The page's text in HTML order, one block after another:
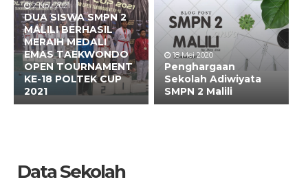
2 Nov 2021
DUA SISWA SMPN 2
MALILI BERHASIL
MERAIH MEDALI
EMAS TAEKWONDO
OPEN TOURNAMENT
KE-18 POLTEK CUP
2021
18 Mei 2020
Penghargaan
Sekolah Adiwiyata
SMPN 2 Malili
Data Sekolah